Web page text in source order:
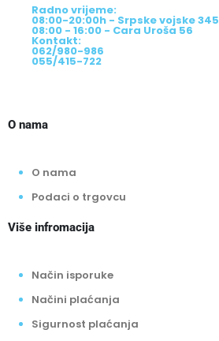
Radno vrijeme:
08:00-20:00h - Srpske vojske 345
08:00 - 16:00 - Cara Uroša 56
Kontakt:
062/980-986
055/415-722
O nama
O nama
Podaci o trgovcu
Više infromacija
Način isporuke
Načini plaćanja
Sigurnost plaćanja